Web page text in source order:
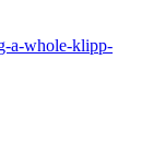
a-whole-klipp-